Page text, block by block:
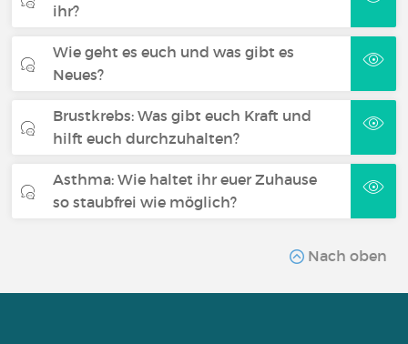
ihr?
Wie geht es euch und was gibt es
Neues?
Brustkrebs: Was gibt euch Kraft und
hilft euch durchzuhalten?
Asthma: Wie haltet ihr euer Zuhause
so staubfrei wie möglich?
Nach oben